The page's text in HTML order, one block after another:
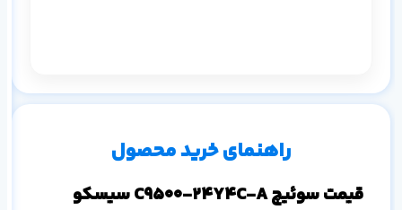
۳ ماه ۶ ماه
راهنمای خرید محصول
قیمت سوئیچ C9500-24Y4C-A سیسکو